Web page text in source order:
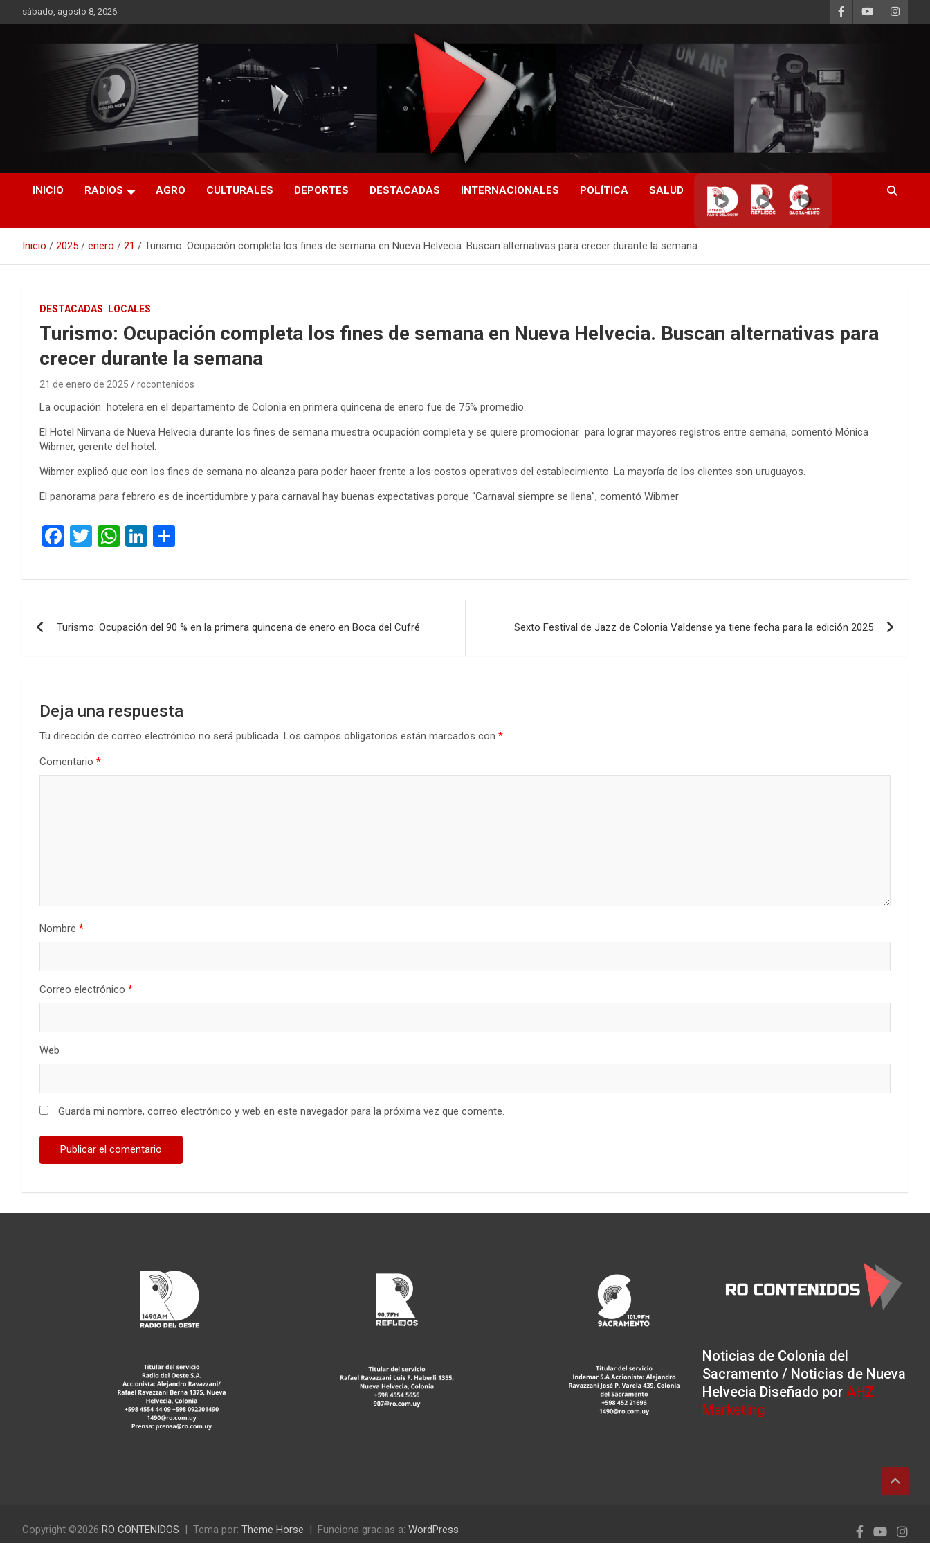
al
sábado, agosto 8, 2026
RO CONTENIDOS
INICIO RADIOS AGRO CULTURALES DEPORTES DESTACADAS INTERNACIONALES POLÍTICA SALUD
▶ ▶ ▶
Inicio 2025 enero 21 Turismo: Ocupación completa los fines de semana en Nueva Helvecia. Buscan alternativas para crecer durante la semana
DESTACADAS LOCALES
Turismo: Ocupación completa los fines de semana en Nueva Helvecia. Buscan alternativas para
crecer durante la semana
21 de enero de 2025 rocontenidos
La ocupación hotelera en el departamento de Colonia en primera quincena de enero fue de 75% promedio.
El Hotel Nirvana de Nueva Helvecia durante los fines de semana muestra ocupación completa y se quiere promocionar para lograr mayores registros entre semana, comentó Mónica
Wibmer, gerente del hotel.
Wibmer explicó que con los fines de semana no alcanza para poder hacer frente a los costos operativos del establecimiento. La mayoría de los clientes son uruguayos.
El panorama para febrero es de incertidumbre y para carnaval hay buenas expectativas porque “Carnaval siempre se llena”, comentó Wibmer
F
ce
o
T
tt
W
at
A
Li
ke
n
m
ar
Turismo: Ocupación del 90 % en la primera quincena de enero en Boca del Cufré Sexto Festival de Jazz de Colonia Valdense ya tiene fecha para la edición 2025
Deja una respuesta
Tu dirección de correo electrónico no será publicada. Los campos obligatorios están marcados con *
Comentario *
Nombre *
Correo electrónico *
Web
Guarda mi nombre, correo electrónico y web en este navegador para la próxima vez que comente.
Noticias de Colonia del
Sacramento / Noticias de Nueva
Helvecia Diseñado por AHZ
Marketing
Copyright ©2026 RO CONTENIDOS Tema por: Theme Horse Funciona gracias a: WordPress